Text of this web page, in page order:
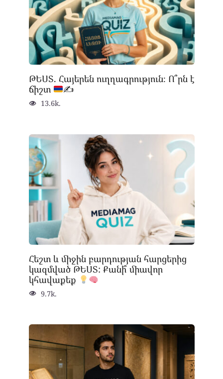
ԹԵՍՏ. Հայերեն ուղղագրություն։ Ո՞րն է
ճիշտ
✍
13.6k.
Հեշտ և միջին բարդության հարցերից
կազմված ԹԵՍՏ: Քանի՞ միավոր
կհավաքեք
9.7k.